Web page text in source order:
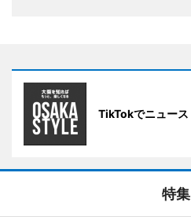
TikTokでニュース
特集